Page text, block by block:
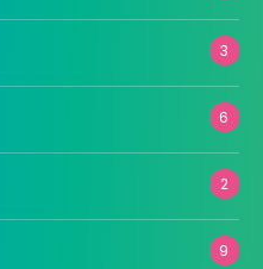
3
6
2
9